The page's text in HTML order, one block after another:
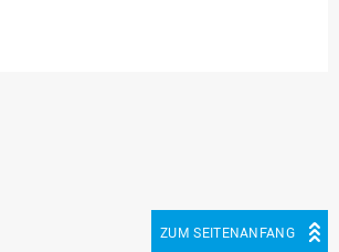
ZUM SEITENANFANG